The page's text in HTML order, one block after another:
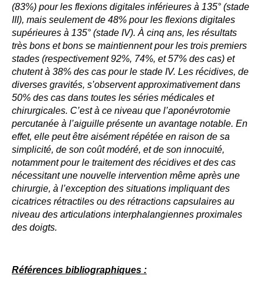
(83%) pour les flexions digitales inférieures à 135° (stade
III), mais seulement de 48% pour les flexions digitales
supérieures à 135° (stade IV). À cinq ans, les résultats
très bons et bons se maintiennent pour les trois premiers
stades (respectivement 92%, 74%, et 57% des cas) et
chutent à 38% des cas pour le stade IV. Les récidives, de
diverses gravités, s’observent approximativement dans
50% des cas dans toutes les séries médicales et
chirurgicales. C’est à ce niveau que l’aponévrotomie
percutanée à l’aiguille présente un avantage notable. En
effet, elle peut être aisément répétée en raison de sa
simplicité, de son coût modéré, et de son innocuité,
notamment pour le traitement des récidives et des cas
nécessitant une nouvelle intervention même après une
chirurgie, à l’exception des situations impliquant des
cicatrices rétractiles ou des rétractions capsulaires au
niveau des articulations interphalangiennes proximales
des doigts.
Références bibliographiques :